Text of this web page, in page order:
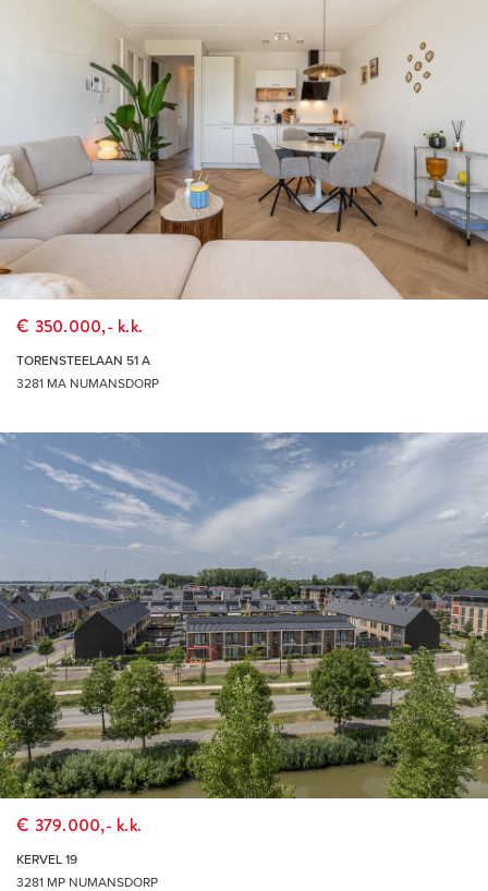
€ 350.000,- k.k.
TORENSTEELAAN 51 A
3281 MA NUMANSDORP
€ 379.000,- k.k.
KERVEL 19
3281 MP NUMANSDORP